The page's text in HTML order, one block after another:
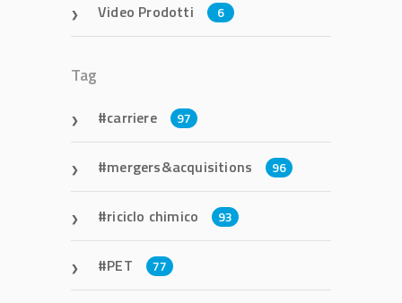
Video Prodotti 6
Tag
carriere 97
mergers&acquisitions 96
riciclo chimico 93
PET 77